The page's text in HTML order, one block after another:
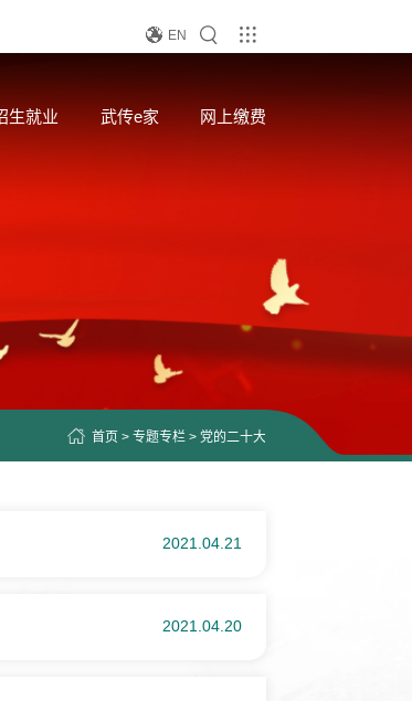
EN
生就业 武传e家 网上缴费
首页 > 专题专栏 > 党的二十大
2021.04.21
2021.04.20